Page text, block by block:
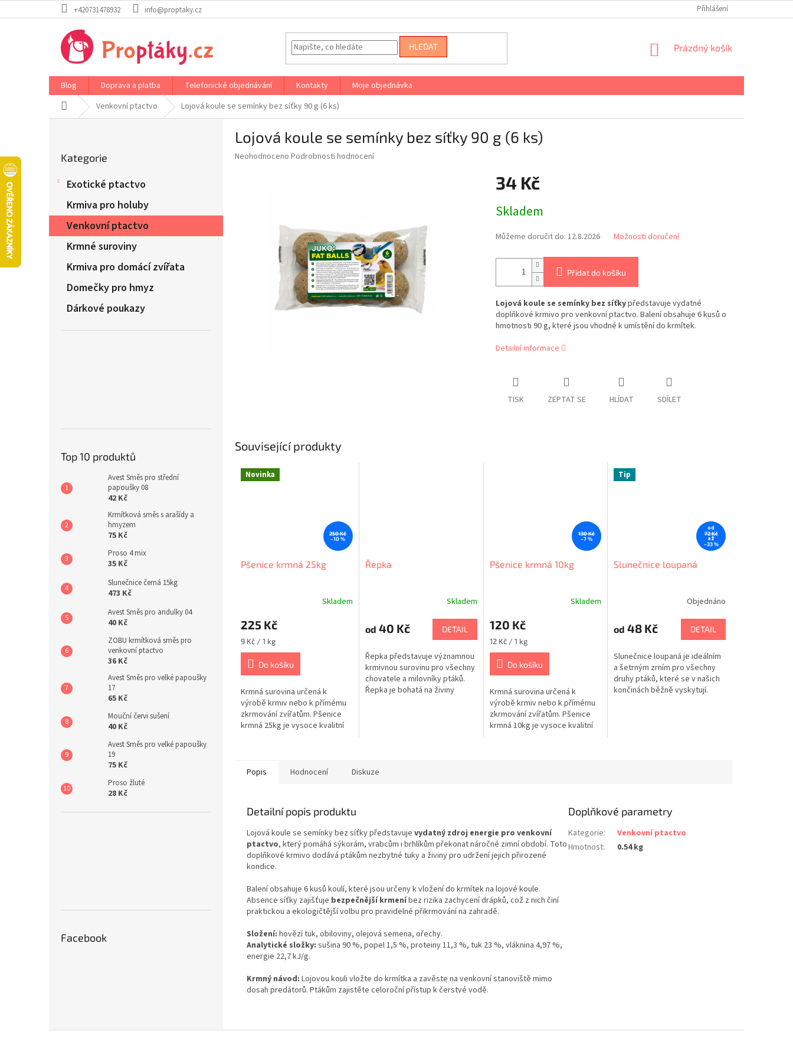
na
+420731478932 info@proptaky.cz Přihlášení
HLEDAT
NÁKUPNÍ
Prázdný košík
Blog Doprava a platba Telefonické objednávání Kontakty
Moje objednávka
Domů Venkovní ptactvo Lojová koule se semínky bez síťky 90 g (6 ks)
n
kategorie
Kategorie
Exotické ptactvo
Krmiva pro holuby
Venkovní ptactvo
Krmné suroviny
Krmiva pro domácí zvířata
Domečky pro hmyz
Dárkové poukazy
Top 10 produktů
Avest Směs pro střední
papoušky 08
42 Kč
Krmítková směs s arašídy a
hmyzem
75 Kč
Proso 4 mix
35 Kč
Slunečnice černá 15kg
473 Kč
Avest Směs pro andulky 04
40 Kč
ZOBU krmítková směs pro
venkovní ptactvo
36 Kč
Avest Směs pro velké papoušky
17
65 Kč
Mouční červi sušení
40 Kč
Avest Směs pro velké papoušky
19
75 Kč
Proso žluté
28 Kč
Facebook
Lojová koule se semínky bez síťky 90 g (6 ks)
Průměrné
Neohodnoceno Podrobnosti hodnocení
34 Kč
cena:
Skladem
Můžeme doručit do: 12.8.2026 Možnosti doručení
Přidat do košíku
Lojová koule se semínky bez síťkypředstavuje vydatné
doplňkové krmivo pro venkovní ptactvo. Balení obsahuje 6 kusů o
hmotnosti 90 g, které jsou vhodné k umístění do krmítek.
Detailní informace
TISK ZEPTAT SE HLÍDAT SDÍLET
Související produkty
Novinka
250 Kč
–10 %
Pšenice krmná 25kg
produktu
je
5,0
Skladem
225 Kč
Měrná
cena:
9 Kč / 1 kg
Do košíku
Krmná surovina určená k
výrobě krmiv nebo k přímému
zkrmování zvířatům. Pšenice
krmná 25kg je vysoce kvalitní
Řepka
produktu
je
z
5
hvězdiček.
Skladem
od 40 Kč DETAIL
Řepka představuje významnou
krmivnou surovinu pro všechny
chovatele a milovníky ptáků.
Řepka je bohatá na živiny
130 Kč
–7 %
Pšenice krmná 10kg
Skladem
120 Kč
Měrná
cena:
12 Kč / 1 kg
Do košíku
Krmná surovina určená k
výrobě krmiv nebo k přímému
zkrmování zvířatům. Pšenice
krmná 10kg je vysoce kvalitní
Tip
od
72 Kč
až
–33 %
Slunečnice loupaná
produktu
je
z
5
hvězdiček.
Objednáno
od 48 Kč DETAIL
Slunečnice loupaná je ideálním
a šetrným zrním pro všechny
druhy ptáků, které se v našich
končinách běžně vyskytují.
Popis Hodnocení Diskuze
Detailní popis produktu
Lojová koule se semínky bez síťky představuje vydatný zdroj energie pro venkovní
ptactvo, který pomáhá sýkorám, vrabcům i brhlíkům překonat náročné zimní období. Toto
doplňkové krmivo dodává ptákům nezbytné tuky a živiny pro udržení jejich přirozené
kondice.
Balení obsahuje 6 kusů koulí, které jsou určeny k vložení do krmítek na lojové koule.
Absence síťky zajišťuje bezpečnější krmeníbez rizika zachycení drápků, což z nich činí
praktickou a ekologičtější volbu pro pravidelné přikrmování na zahradě.
Složení: hovězí tuk, obiloviny, olejová semena, ořechy.
Analytické složky: sušina 90 %, popel 1,5 %, proteiny 11,3 %, tuk 23 %, vláknina 4,97 %,
energie 22,7 kJ/g.
Krmný návod: Lojovou kouli vložte do krmítka a zavěste na venkovní stanoviště mimo
dosah predátorů. Ptákům zajistěte celoroční přístup k čerstvé vodě.
Doplňkové parametry
Kategorie:
Venkovní ptactvo
Hmotnost: 0.54 kg